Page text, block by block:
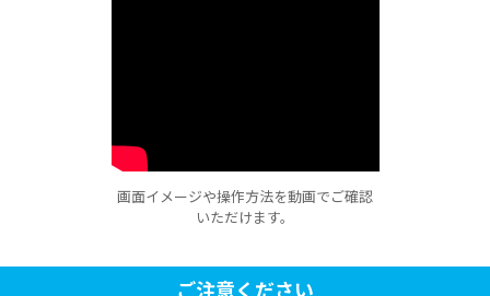
画面イメージや操作方法を動画でご確認
いただけます。
ご注意ください